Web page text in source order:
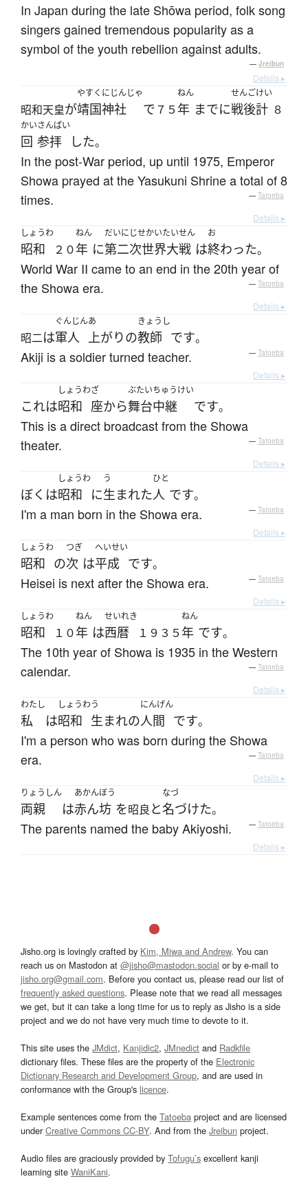
In Japan during the late Shōwa period, folk song
singers gained tremendous popularity as a
symbol of the youth rebellion against adults.
— Jreibun
Details ▸
昭和天皇が
やすくにじんじゃ
靖国神社 で７５
ねん
年 までに
せんご
戦後
けい
計 ８
かい
回
さんぱい
参拝 した。
In the post-War period, up until 1975, Emperor
Showa prayed at the Yasukuni Shrine a total of 8
times.
— Tatoeba
Details ▸
しょうわ
昭和 ２０
ねん
年 に
だいにじせかいたいせん
第二次世界大戦 は
お
終わった。
World War II came to an end in the 20th year of
the Showa era.
— Tatoeba
Details ▸
昭二は
ぐんじん
軍人
あ
上がりの
きょうし
教師 です。
Akiji is a soldier turned teacher. — Tatoeba
Details ▸
これは
しょうわ
昭和
ざ
座から
ぶたいちゅうけい
舞台中継 です。
This is a direct broadcast from the Showa
theater.
— Tatoeba
Details ▸
ぼく は
しょうわ
昭和 に
う
生まれた
ひと
人 です。
I'm a man born in the Showa era. — Tatoeba
Details ▸
しょうわ
昭和 の
つぎ
次 は
へいせい
平成 です。
Heisei is next after the Showa era. — Tatoeba
Details ▸
しょうわ
昭和 １０
ねん
年 は
せいれき
西暦 １９３５
ねん
年 です。
The 10th year of Showa is 1935 in the Western
calendar.
— Tatoeba
Details ▸
わたし
私 は
しょうわ
昭和
う
生まれの
にんげん
人間 です。
I'm a person who was born during the Showa
era.
— Tatoeba
Details ▸
りょうしん
両親 は
あかんぼう
赤ん坊 を昭良と
なづ
名づけた。
The parents named the baby Akiyoshi. — Tatoeba
Details ▸
Jisho.org is lovingly crafted by Kim, Miwa and Andrew. You can
reach us on Mastodon at @jisho@mastodon.social or by e-mail to
jisho.org@gmail.com. Before you contact us, please read our list of
frequently asked questions. Please note that we read all messages
we get, but it can take a long time for us to reply as Jisho is a side
project and we do not have very much time to devote to it.
This site uses the JMdict, Kanjidic2, JMnedict and Radkfile
dictionary files. These files are the property of the Electronic
Dictionary Research and Development Group, and are used in
conformance with the Group's licence.
Example sentences come from the Tatoeba project and are licensed
underCreative Commons CC-BY. And from the Jreibun project.
Audio files are graciously provided by Tofugu’s excellent kanji
learning site WaniKani.